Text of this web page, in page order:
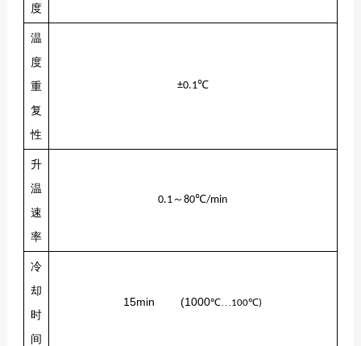
度
温
度
重
复
性
±0.1℃
升
温
速
率
0.1 ～80℃/min
冷
却
时
间
15min (1000℃… 100℃)